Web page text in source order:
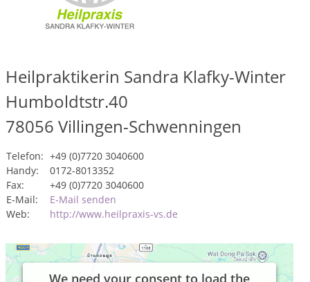
Heilpraktikerin Sandra Klafky-Winter
Humboldtstr.40
78056 Villingen-Schwenningen
Telefon: +49 (0)7720 3040600
Handy:
0172-8013352
Fax:
+49 (0)7720 3040600
E-Mail:
E-Mail senden
Web:
http://www.heilpraxis-vs.de
We need your consent to load the